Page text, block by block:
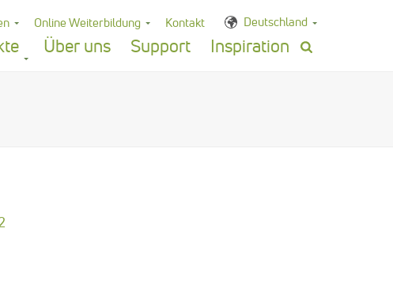
Online Weiterbildung Kontakt Deutschland
Über uns Support Inspiration